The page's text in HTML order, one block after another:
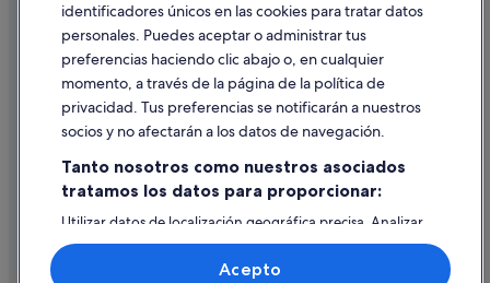
Hoteles para familias en Madrid
Pensiones en Coslada
Cabañas en Getafe
Hoteles con piscina en Madrid
Pensiones en Villanueva de la Cañada
Campings de caravanas en Alcalá de Henares
Hotusa hoteles en Madrid
Ayuda
Cancelar un vuelo
Cancelar una reserva de hotel o de un alquiler vacacional
Utilizar un cupón de Expedia
Documentos para viajes internacionales
identificadores únicos en las cookies para tratar datos
personales. Puedes aceptar o administrar tus
preferencias haciendo clic abajo o, en cualquier
momento, a través de la página de la política de
privacidad. Tus preferencias se notificarán a nuestros
socios y no afectarán a los datos de navegación.
Tanto nosotros como nuestros asociados
tratamos los datos para proporcionar:
Utilizar datos de localización geográfica precisa. Analizar
activamente las características del dispositivo para su
identificación. Almacenar la información en un dispositivo
y/o acceder a ella. Publicidad y contenido personalizados,
Acepto